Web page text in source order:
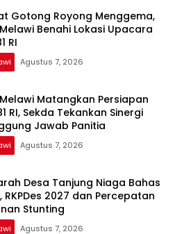
Gotong Royong Menggema,
Benahi Lokasi Upacara
RI
Agustus 7, 2026
Matangkan Persiapan
RI, Sekda Tekankan Sinergi
Jawab Panitia
Agustus 7, 2026
Desa Tanjung Niaga Bahas
RKPDes 2027 dan Percepatan
Stunting
Agustus 7, 2026